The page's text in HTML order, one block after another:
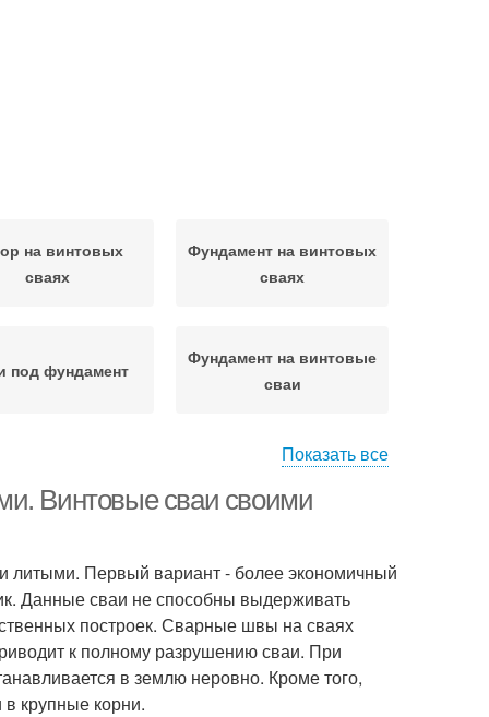
на винтовых
сваях
Фундамент на винтовых
сваях
под фундамент
Фундамент на винтовые
сваи
Показать все
Винтовые сваи своими
литыми. Первый вариант - более экономичный
Данные сваи не способны выдерживать
построек. Сварные швы на сваях
к полному разрушению сваи. При
в землю неровно. Кроме того,
крупные корни.